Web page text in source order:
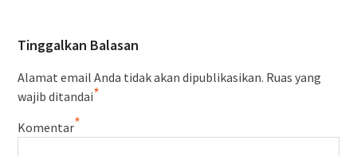
Tinggalkan Balasan
Alamat email Anda tidak akan dipublikasikan. Ruas yang
wajib ditandai*
Komentar*